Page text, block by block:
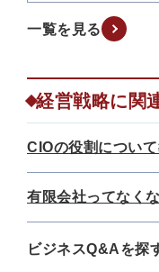
一覧を見る
経営戦略に関
CIOの役割について
有限会社ってなく
ビジネスQ&Aを探